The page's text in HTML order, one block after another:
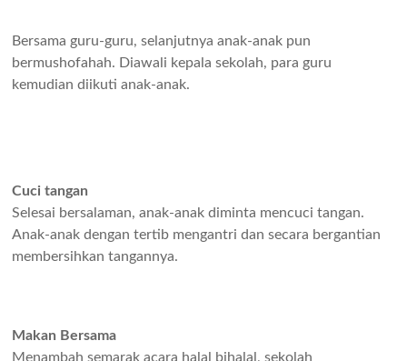
Bersama guru-guru, selanjutnya anak-anak pun
bermushofahah. Diawali kepala sekolah, para guru
kemudian diikuti anak-anak.
Cuci tangan
Selesai bersalaman, anak-anak diminta mencuci tangan.
Anak-anak dengan tertib mengantri dan secara bergantian
membersihkan tangannya.
Makan Bersama
Menambah semarak acara halal bihalal, sekolah